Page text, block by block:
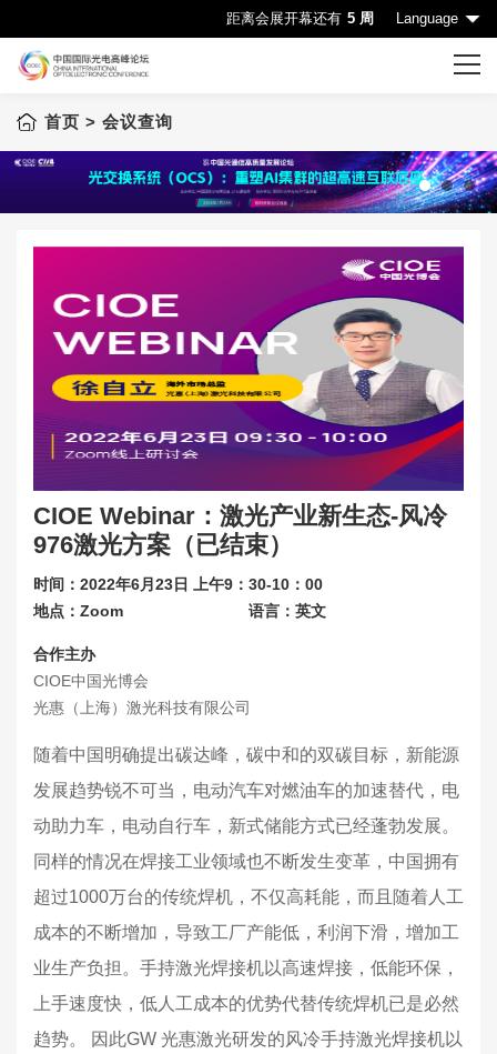
距离会展开幕还有 5 周 Language
首页
CIOE首页
会议查询
赞助机会
申请成为演讲嘉宾
下载中心
联系我们
关于展会
首页 > 会议查询
CIOE Webinar：激光产业新生态-风冷
976激光方案（已结束）
时间：2022年6月23日 上午9：30-10：00
地点：Zoom
语言：英文
合作主办
CIOE中国光博会
光惠（上海）激光科技有限公司
随着中国明确提出碳达峰，碳中和的双碳目标，新能源
发展趋势锐不可当，电动汽车对燃油车的加速替代，电
动助力车，电动自行车，新式储能方式已经蓬勃发展。
同样的情况在焊接工业领域也不断发生变革，中国拥有
超过1000万台的传统焊机，不仅高耗能，而且随着人工
成本的不断增加，导致工厂产能低，利润下滑，增加工
业生产负担。手持激光焊接机以高速焊接，低能环保，
上手速度快，低人工成本的优势代替传统焊机已是必然
趋势。 因此GW 光惠激光研发的风冷手持激光焊接机以